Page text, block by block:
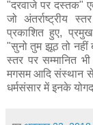
"दरवाजे पर दस्तक"
जो अंतर्राष्ट्रीय
प्रकाशित हुए,
"सुनो तुम झूठ तो नहीं
स्तर पर सम्मानित
मगसम आदि संस्थान से
धर्मसंसार में इनके